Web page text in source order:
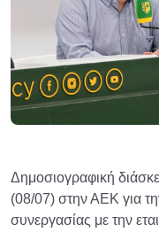
Δημοσιογραφική
(08/07) στην ΑΕΚ για
συνεργασίας με την